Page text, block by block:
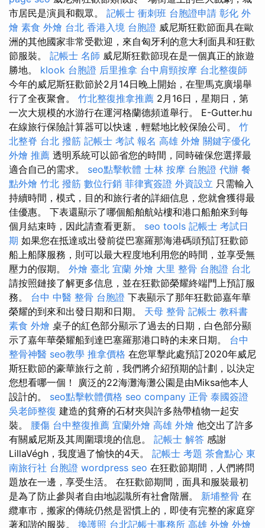
市居民是演員和觀眾。 記帳士 衝刺班 台胞證申請 彰化 外
燴 素食 外燴 台北 香港入境 台胞證 威尼斯狂歡節面具在歐
洲的其他國家非常受歡迎，來自匈牙利的意大利面具和狂歡
節服裝。 記帳士 名師 威尼斯狂歡節現在是一個真正的旅遊
勝地。 klook 台胞證 后里推拿 台中肩頸按摩 台北整復師
今年的威尼斯狂歡節於2月14日晚上開始，在聖馬克廣場舉
行了全夜聚會。 竹北整復推拿推薦 2月16日，星期日，第
一次大規模的水游行在運河格蘭德頻道舉行。 E-Gutter.hu
在線旅行保險計算器可以快速，輕鬆地比較保險公司。 竹
北整脊 台北 撥筋 記帳士 考試 報名 高雄 外燴 關鍵字優化
外燴 推薦 透明系統可以節省您的時間，同時確保您選擇最
適合自己的需求。 seo點擊軟體 士林 按摩 台胞證 代辦 餐
點外燴 竹北 撥筋 數位行銷 菲律賓簽證 外資設立 只需輸入
持續時間，模式，目的和旅行者的詳細信息，您就會獲得最
佳優惠。 下表還顯示了哪個船舶航站樓和港口船舶來到每
個月結束時，因此請查看更新。 seo tools 記帳士 考試日
期 如果您在抵達或出發前從巴塞羅那海港碼頭預訂狂歡節
船上船隊服務，則可以最大程度地利用您的時間，並享受無
壓力的假期。 外燴 臺北 宜蘭 外燴 大里 整骨 台胞證 台北
請按照鏈接了解更多信息，並在狂歡節榮耀終端門上預訂服
務。 台中 中醫 整骨 台胞證 下表顯示了那年狂歡節嘉年華
榮耀的到來和出發日期和日期。 天母 整骨 記帳士 教科書
素食 外燴 桌子的紅色部分顯示了過去的日期，白色部分顯
示了嘉年華榮耀船到達巴塞羅那港口時的未來日期。 台中
整骨神醫 seo教學 推拿價格 在您單擊此處預訂2020年威尼
斯狂歡節的豪華旅行之前，我們將介紹預期的計劃，以決定
您想看哪一個！ 廣泛的22海灘海灘公園是由Miksa他本人
設計的。 seo點擊軟體價格 seo company 正骨 泰國簽證
吳老師整復 建造的貧瘠的石材夾與許多熱帶植物一起安
裝。 腰傷 台中整復推薦 宜蘭外燴 高雄 外燴 他交出了許多
有關威尼斯及其周圍環境的信息。 記帳士 解答 感謝
LillaVégh，我度過了愉快的4天。 記帳士 考題 茶會點心 東
南旅行社 台胞證 wordpress seo 在狂歡節期間，人們將問
題放在一邊，享受生活。 在狂歡節期間，面具和服裝最初
是為了防止參與者自由地認識所有社會階層。 新埔整骨 在
纜車市，搬家的傳統仍然是習慣上的，即使有完整的家庭穿
著和諧的服裝。 換護照 台北記帳士事務所 高雄 外燴 外燴